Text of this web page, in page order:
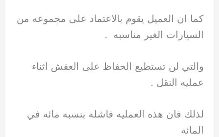
كما ان العميل يقوم بالاعتماد على مجموعه من
السيارات الغير مناسبه .
والتي لن تستطيع الحفاظ على العفش اثناء
عمليه النقل .
لذلك فان هذه العمليه فاشله بنسبه مائه في
المائه